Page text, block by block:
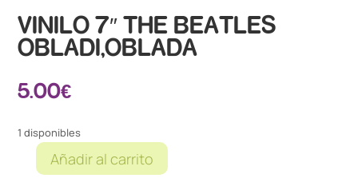
VINILO 7″ THE BEATLES
OBLADI,OBLADA
5.00€
1 disponibles
VINILOAñadir al carrito